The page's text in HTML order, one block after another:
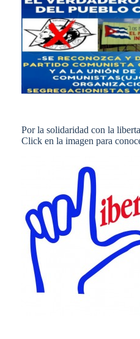
Por la solidaridad con la
Click en la imagen para